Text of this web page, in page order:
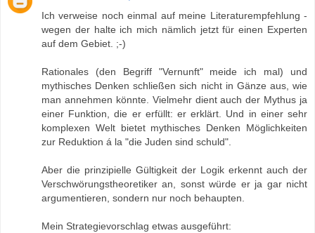
Ich verweise noch einmal auf meine Literaturempfehlung -
wegen der halte ich mich nämlich jetzt für einen Experten
auf dem Gebiet. ;-)
Rationales (den Begriff "Vernunft" meide ich mal) und
mythisches Denken schließen sich nicht in Gänze aus, wie
man annehmen könnte. Vielmehr dient auch der Mythus ja
einer Funktion, die er erfüllt: er erklärt. Und in einer sehr
komplexen Welt bietet mythisches Denken Möglichkeiten
zur Reduktion á la "die Juden sind schuld".
Aber die prinzipielle Gültigkeit der Logik erkennt auch der
Verschwörungstheoretiker an, sonst würde er ja gar nicht
argumentieren, sondern nur noch behaupten.
Mein Strategievorschlag etwas ausgeführt: